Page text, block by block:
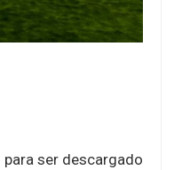
ser descargado